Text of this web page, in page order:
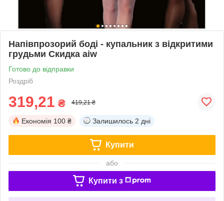
Напівпрозорий боді - купальник з відкритими
грудьми Скидка aiw
Готово до відправки
Роздріб
319,21 ₴ 419,21 ₴
Економія 100 ₴ Залишилось 2 дні
Купити
або
Купити з